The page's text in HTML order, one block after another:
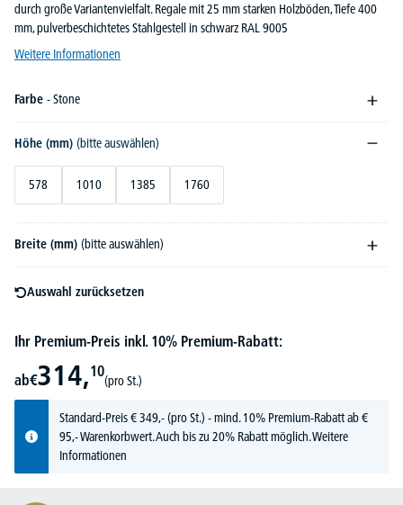
durch große Variantenvielfalt. Regale mit 25 mm starken Holzböden, Tiefe 400
mm, pulverbeschichtetes Stahlgestell in schwarz RAL 9005
Weitere Informationen
Farbe - Stone
Höhe (mm) (bitte auswählen)
578 1010 1385 1760
Breite (mm) (bitte auswählen)
Auswahl zurücksetzen
Ihr Premium-Preis inkl. 10% Premium-Rabatt:
ab€314,10
(pro St.)
Standard-Preis€349,-(pro St.) - mind. 10% Premium-Rabatt ab €
95,- Warenkorbwert. Auch bis zu 20% Rabatt möglich.Weitere
Informationen